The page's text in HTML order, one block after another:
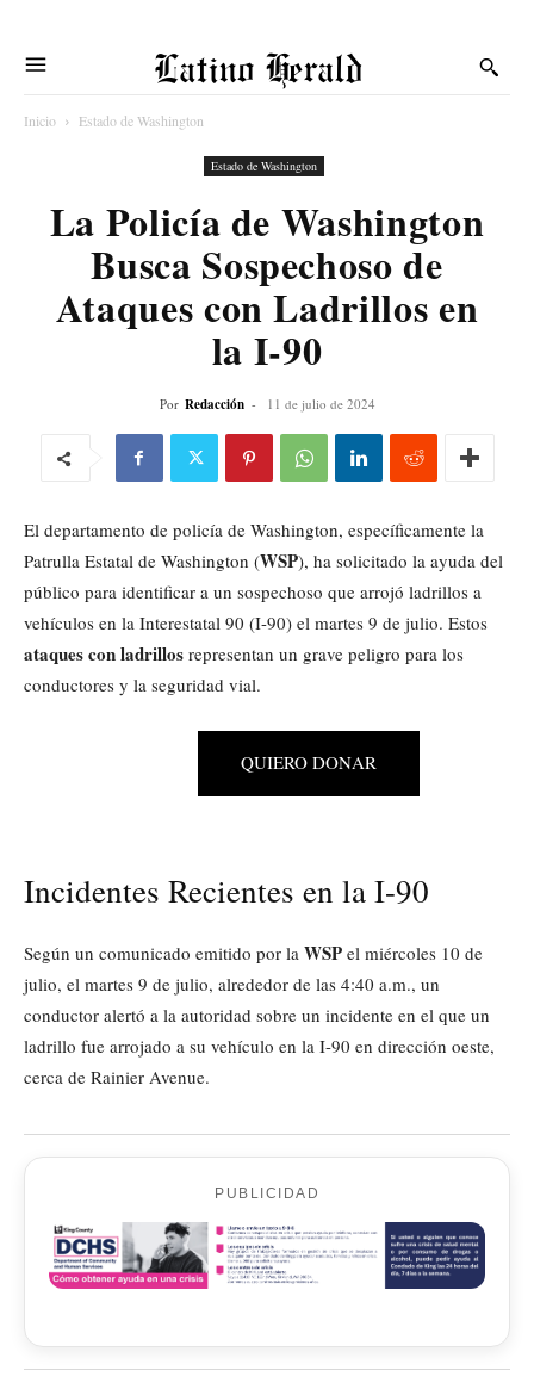
Latino Herald
Inicio Estado de Washington
Estado de Washington
La Policía de Washington
Busca Sospechoso de
Ataques con Ladrillos en
la I-90
Por Redacción - 11 de julio de 2024
El departamento de policía de Washington, específicamente la
Patrulla Estatal de Washington (WSP), ha solicitado la ayuda del
público para identificar a un sospechoso que arrojó ladrillos a
vehículos en la Interestatal 90 (I-90) el martes 9 de julio. Estos
ataques con ladrillos representan un grave peligro para los
conductores y la seguridad vial.
QUIERO DONAR
Incidentes Recientes en la I-90
Según un comunicado emitido por la WSP el miércoles 10 de
julio, el martes 9 de julio, alrededor de las 4:40 a.m., un
conductor alertó a la autoridad sobre un incidente en el que un
ladrillo fue arrojado a su vehículo en la I-90 en dirección oeste,
cerca de Rainier Avenue.
PUBLICIDAD